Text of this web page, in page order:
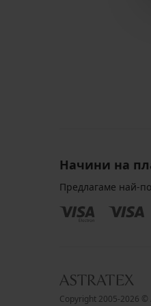
Начини на
Предлагаме най-
Copyright 2005-2026 ©